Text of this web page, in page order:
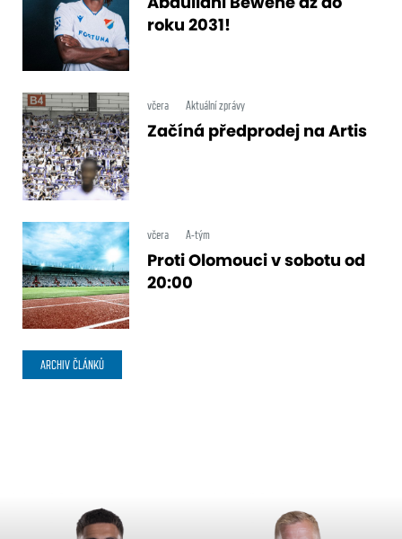
roku 2031!
včera Aktuální zprávy
Začíná předprodej na Artis
včera A-tým
Proti Olomouci v sobotu od
20:00
ARCHIV ČLÁNKŮ